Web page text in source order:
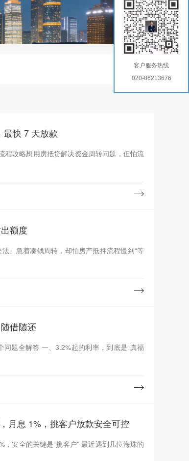
最快 7 天放款
程攻略想用房抵贷解决资金周转问题，但怕流
额度
」急着凑钱周转，却怕房产抵押流程慢到“等
借随还
题全解答 一、3.2%起的利率，到底是“真福
月息 1%，挑客户放款安全可控
“挑客户” 最近遇到几位海珠的
客户服务热线
020-86213676